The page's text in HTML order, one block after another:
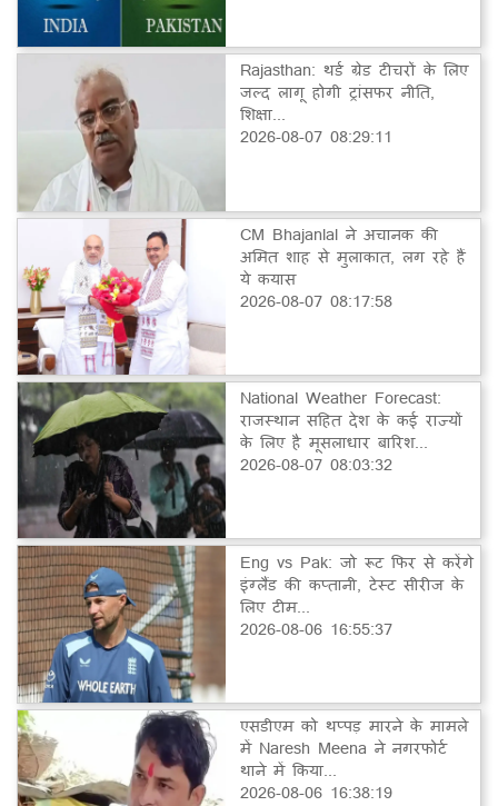
Rajasthan: थर्ड ग्रेड टीचरों के लिए
जल्द लागू होगी ट्रांसफर नीति,
शिक्षा...
2026-08-07 08:29:11
CM Bhajanlal ने अचानक की
अमित शाह से मुलाकात, लग रहे हैं
ये कयास
2026-08-07 08:17:58
National Weather Forecast:
राजस्थान सहित देश के कई राज्यों
के लिए है मूसलाधार बारिश...
2026-08-07 08:03:32
Eng vs Pak: जो रूट फिर से करेंगे
इंग्लैंड की कप्तानी, टेस्ट सीरीज के
लिए टीम...
2026-08-06 16:55:37
एसडीएम को थप्पड़ मारने के मामले
में Naresh Meena ने नगरफोर्ट
थाने में किया...
2026-08-06 16:38:19